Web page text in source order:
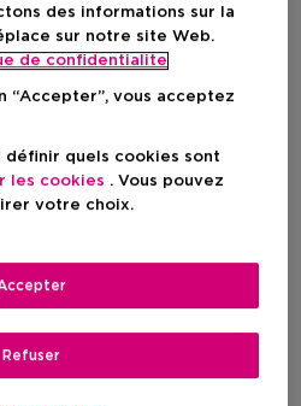
En rupture de stock
€
EN MAGASIN
des informations sur la
sur notre site Web.
de confidentialite
“Accepter”, vous acceptez
définir quels cookies sont
les cookies . Vous pouvez
votre choix.
Refuser